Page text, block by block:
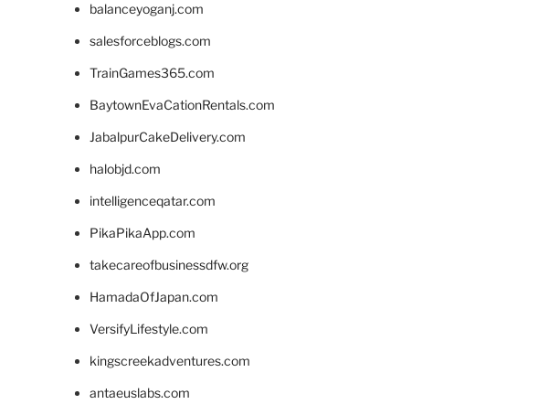
balanceyoganj.com
salesforceblogs.com
TrainGames365.com
BaytownEvaCationRentals.com
JabalpurCakeDelivery.com
halobjd.com
intelligenceqatar.com
PikaPikaApp.com
takecareofbusinessdfw.org
HamadaOfJapan.com
VersifyLifestyle.com
kingscreekadventures.com
antaeuslabs.com